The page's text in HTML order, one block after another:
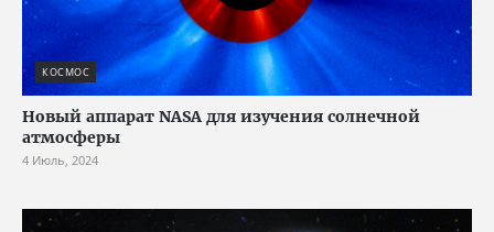
КОСМОС
Новый аппарат NASA для изучения солнечной
атмосферы
4 Июль, 2024